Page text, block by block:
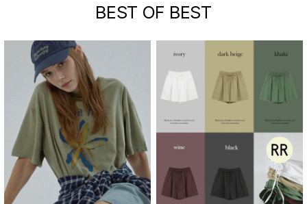
BEST OF BEST